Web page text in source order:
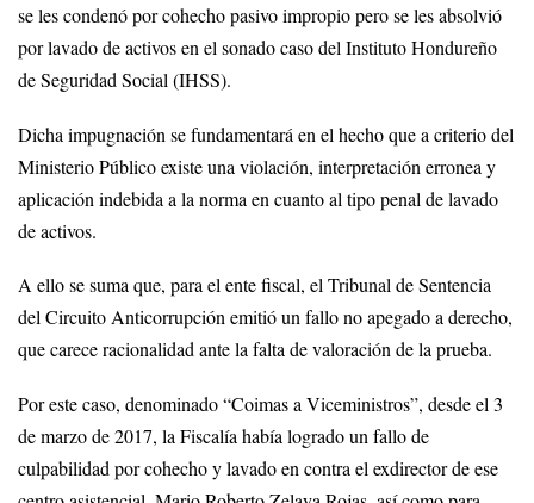
se les condenó por cohecho pasivo impropio pero se les absolvió
por lavado de activos en el sonado caso del Instituto Hondureño
de Seguridad Social (IHSS).
Dicha impugnación se fundamentará en el hecho que a criterio del
Ministerio Público existe una violación, interpretación erronea y
aplicación indebida a la norma en cuanto al tipo penal de lavado
de activos.
A ello se suma que, para el ente fiscal, el Tribunal de Sentencia
del Circuito Anticorrupción emitió un fallo no apegado a derecho,
que carece racionalidad ante la falta de valoración de la prueba.
Por este caso, denominado “Coimas a Viceministros”, desde el 3
de marzo de 2017, la Fiscalía había logrado un fallo de
culpabilidad por cohecho y lavado en contra el exdirector de ese